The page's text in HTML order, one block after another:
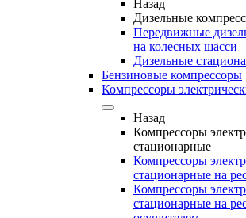
Назад
Дизельные
Передвижные
на колесных шасси
Дизельные
Бензиновые компрессоры
Компрессоры
Назад
Компрессоры
стационарные
Компрессоры
стационарные на
Компрессоры
стационарные на